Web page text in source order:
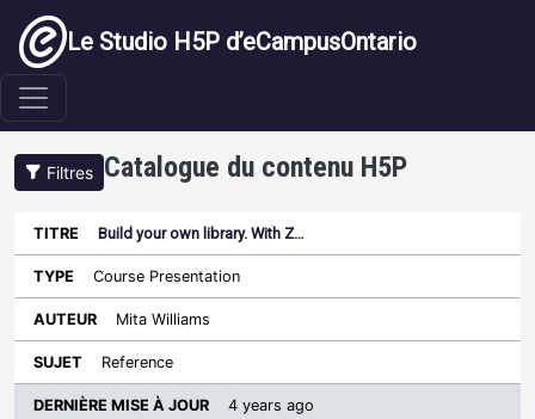
Aller au contenu principal
Le Studio H5P d’eCampusOntario
Filtres Catalogue du contenu H5P
Titre Type Auteur Sujet
Dernière
jour Trier par ordre croissant
Licence
Build your own library. With Z…
Course Presentation
Mita Williams
Reference
4 years ago